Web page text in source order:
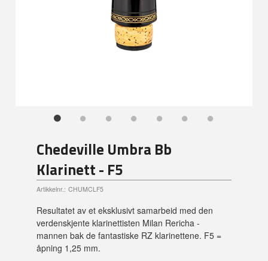
Chedeville Umbra Bb
Klarinett - F5
Artikkelnr.: CHUMCLF5
Resultatet av et eksklusivt samarbeid med den
verdenskjente klarinettisten Milan Rericha -
mannen bak de fantastiske RZ klarinettene. F5 =
åpning 1,25 mm.